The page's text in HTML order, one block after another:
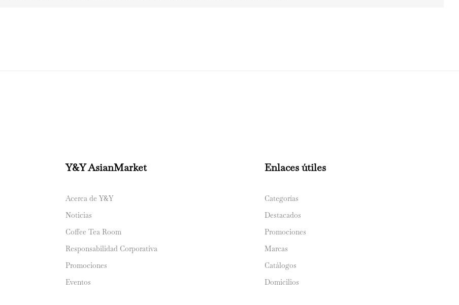
Y&Y AsianMarket
Acerca de Y&Y
Noticias
Coffee Tea Room
Responsabilidad Corporativa
Promociones
Eventos
Enlaces útiles
Categorías
Destacados
Promociones
Marcas
Catálogos
Domicilios